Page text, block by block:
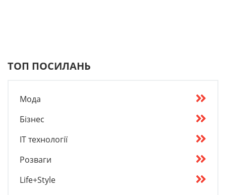
ТОП ПОСИЛАНЬ
Мода
Бізнес
IT технології
Розваги
Life+Style